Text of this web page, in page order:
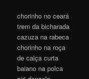
chorinho no ceará
trem da bicharada
cazuza na rabeca
chorinho na roça
de calça curta
baiano na polca